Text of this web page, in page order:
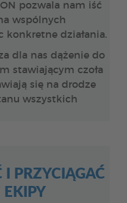
pozwala nam iść
wspólnych
konkretne działania.
dla nas dążenie do
stawiającym czoła
się na drodze
wszystkich
I PRZYCIĄGAĆ